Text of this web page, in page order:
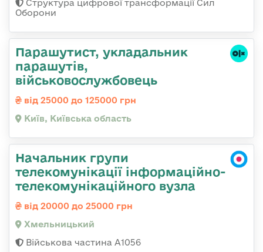
Структура цифрової трансформації Сил
Оборони
Парашутист, укладальник
парашутів,
військовослужбовець
від 25000 до 125000 грн
Київ, Київська область
Начальник групи
телекомунікації інформаційно-
телекомунікаційного вузла
від 20000 до 25000 грн
Хмельницький
Військова частина А1056